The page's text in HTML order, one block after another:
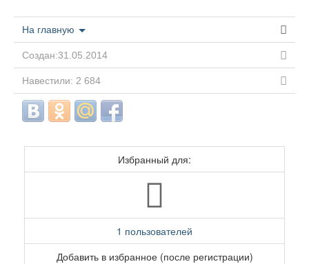
На главную
Создан:31.05.2014
Навестили: 2 684
Избранный для:
1 пользователей
Добавить в избранное (после регистрации)